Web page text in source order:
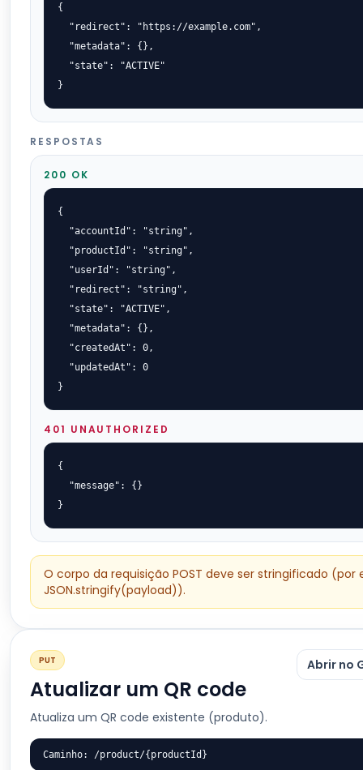
{
  "redirect": "https://example.com",
  "metadata": {},
  "state": "ACTIVE"
}
RESPOSTAS
200 OK
{
  "accountId": "string",
  "productId": "string",
  "userId": "string",
  "redirect": "string",
  "state": "ACTIVE",
  "metadata": {},
  "createdAt": 0,
  "updatedAt": 0
}
401 UNAUTHORIZED
{
  "message": {}
}
O corpo da requisição POST deve ser stringificado (por
JSON.stringify(payload)).
PUT
Atualizar um QR code
Atualiza um QR code existente (produto).
Abrir no
Caminho: /product/{productId}